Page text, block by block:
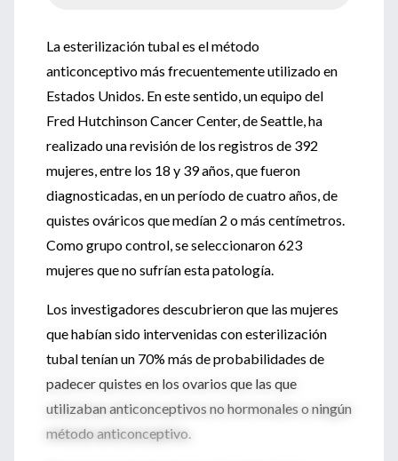
La esterilización tubal es el método
anticonceptivo más frecuentemente utilizado en
Estados Unidos. En este sentido, un equipo del
Fred Hutchinson Cancer Center, de Seattle, ha
realizado una revisión de los registros de 392
mujeres, entre los 18 y 39 años, que fueron
diagnosticadas, en un período de cuatro años, de
quistes ováricos que medían 2 o más centímetros.
Como grupo control, se seleccionaron 623
mujeres que no sufrían esta patología.
Los investigadores descubrieron que las mujeres
que habían sido intervenidas con esterilización
tubal tenían un 70% más de probabilidades de
padecer quistes en los ovarios que las que
utilizaban anticonceptivos no hormonales o ningún
método anticonceptivo.